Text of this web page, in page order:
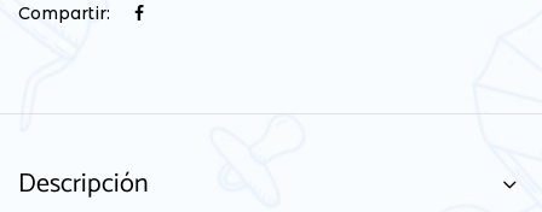
Compartir:
Descripción